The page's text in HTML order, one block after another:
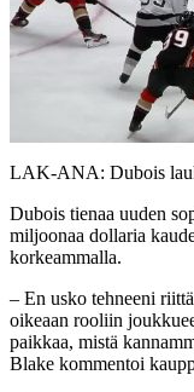
LAK-ANA: Dubois
Dubois tienaa uuden
miljoonaa dollaria
korkeammalla.
– En usko tehneeni
oikeaan rooliin
paikkaa, mistä
Blake kommentoi